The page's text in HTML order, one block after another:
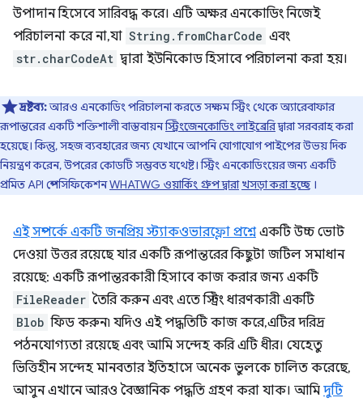
উপাদান হিসেবে সারিবদ্ধ করে। এটি অক্ষর এনকোডিং নিজেই
পরিচালনা করে না, যা String.fromCharCode এবং
str.charCodeAt দ্বারা ইউনিকোড হিসাবে পরিচালনা করা হয়।
দ্রষ্টব্য:আরও এনকোডিং পরিচালনা করতে সক্ষম স্ট্রিং থেকে অ্যারেবাফার
রূপান্তরের একটি শক্তিশালী বাস্তবায়নস্ট্রিংজেনকোডিং লাইব্রেরিদ্বারা সরবরাহ করা
হয়েছে। কিন্তু, সহজ ব্যবহারের জন্য যেখানে আপনি যোগাযোগ পাইপের উভয় দিক
নিয়ন্ত্রণ করেন, উপরের কোডটি সম্ভবত যথেষ্ট। স্ট্রিং এনকোডিংয়ের জন্য একটি
প্রমিত API স্পেসিফিকেশনWHATWG ওয়ার্কিং গ্রুপ দ্বারা খসড়া করা হচ্ছে।
এই সম্পর্কে একটি জনপ্রিয় স্ট্যাকওভারফ্লো প্রশ্নেএকটি উচ্চ ভোট
দেওয়া উত্তর রয়েছে যার একটি রূপান্তরের কিছুটা জটিল সমাধান
রয়েছে: একটি রূপান্তরকারী হিসাবে কাজ করার জন্য একটি
FileReader তৈরি করুন এবং এতে স্ট্রিং ধারণকারী একটি
Blob ফিড করুন৷ যদিও এই পদ্ধতিটি কাজ করে, এটির দরিদ্র
পঠনযোগ্যতা রয়েছে এবং আমি সন্দেহ করি এটি ধীর। যেহেতু
ভিত্তিহীন সন্দেহ মানবতার ইতিহাসে অনেক ভুলকে চালিত করেছে,
আসুন এখানে আরও বৈজ্ঞানিক পদ্ধতি গ্রহণ করা যাক। আমি দুটি